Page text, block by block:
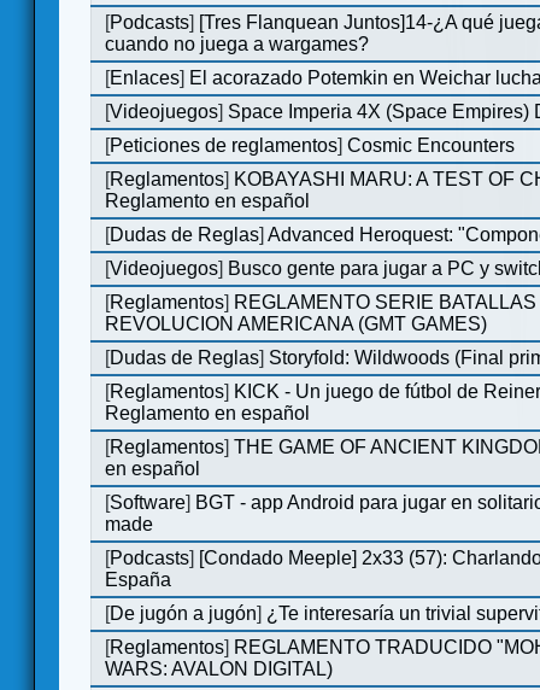
[Podcasts] [Tres Flanquean Juntos]14-¿A qué
cuando no juega a wargames?
[Enlaces] El acorazado Potemkin en Weichar
[Videojuegos] Space Imperia 4X (Space Empires)
[Peticiones de reglamentos]Cosmic Encounters
[Reglamentos] KOBAYASHI MARU: A TEST OF
Reglamento en español
[Dudas de Reglas]Advanced Heroquest:
[Videojuegos] Busco gente para jugar a PC y
[Reglamentos] REGLAMENTO SERIE
REVOLUCION AMERICANA (GMT GAMES)
[Dudas de Reglas] Storyfold: Wildwoods (Final
[Reglamentos] KICK - Un juego de fútbol de
Reglamento en español
[Reglamentos]THE GAME OF ANCIENT
en español
[Software] BGT - app Android para jugar en
made
[Podcasts] [Condado Meeple] 2x33 (57):
España
[De jugón a jugón] ¿Te interesaría un trivial
[Reglamentos] REGLAMENTO TRADUCIDO
WARS: AVALON DIGITAL)